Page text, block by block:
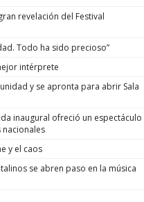
revelación del Festival
Todo ha sido precioso”
intérprete
y se apronta para abrir Sala
inaugural ofreció un espectáculo
y el caos
se abren paso en la música